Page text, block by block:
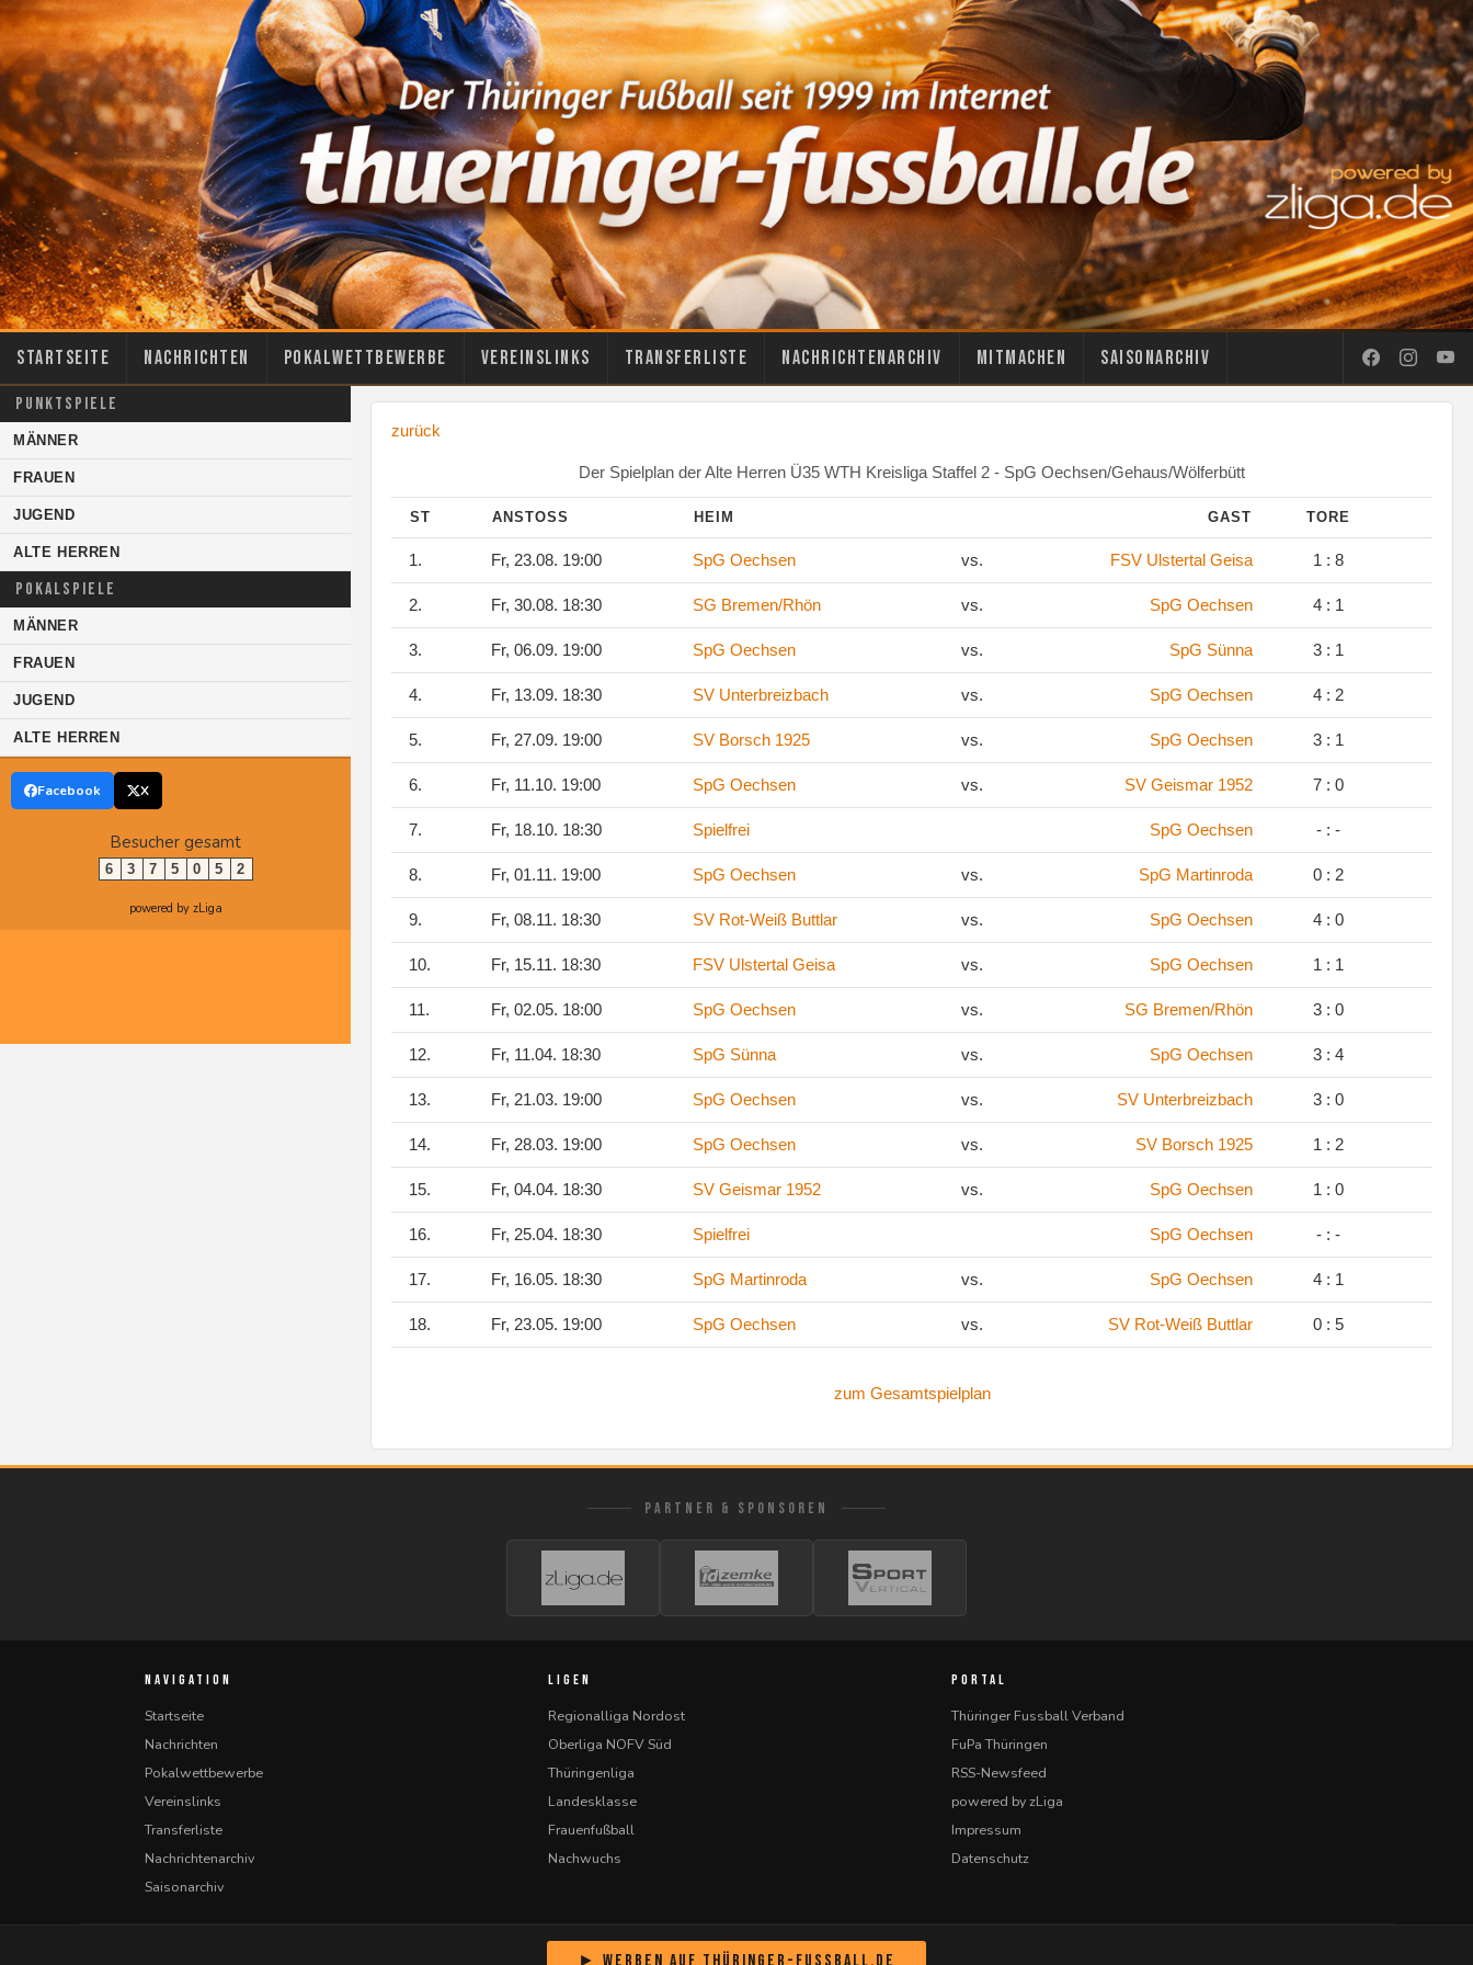
Startseite Nachrichten Pokalwettbewerbe Vereinslinks Transferliste Nachrichtenarchiv Mitmachen Saisonarchiv
PUNKTSPIELE
MÄNNER
FRAUEN
JUGEND
ALTE HERREN
POKALSPIELE
MÄNNER
FRAUEN
JUGEND
ALTE HERREN
Facebook X
Besucher gesamt
6 3 7 5 0 5 2
powered by zLiga
zurück
Der Spielplan der Alte Herren Ü35 WTH Kreisliga Staffel 2 - SpG Oechsen/Gehaus/Wölferbütt
ST ANSTOSS HEIM GAST TORE
1. Fr, 23.08. 19:00 SpG Oechsen vs. FSV Ulstertal Geisa 1 : 8
2. Fr, 30.08. 18:30 SG Bremen/Rhön vs. SpG Oechsen 4 : 1
3. Fr, 06.09. 19:00 SpG Oechsen vs. SpG Sünna 3 : 1
4. Fr, 13.09. 18:30 SV Unterbreizbach vs. SpG Oechsen 4 : 2
5. Fr, 27.09. 19:00 SV Borsch 1925 vs. SpG Oechsen 3 : 1
6. Fr, 11.10. 19:00 SpG Oechsen vs. SV Geismar 1952 7 : 0
7. Fr, 18.10. 18:30 Spielfrei SpG Oechsen - : -
8. Fr, 01.11. 19:00 SpG Oechsen vs. SpG Martinroda 0 : 2
9. Fr, 08.11. 18:30 SV Rot-Weiß Buttlar vs. SpG Oechsen 4 : 0
10. Fr, 15.11. 18:30 FSV Ulstertal Geisa vs. SpG Oechsen 1 : 1
11. Fr, 02.05. 18:00 SpG Oechsen vs. SG Bremen/Rhön 3 : 0
12. Fr, 11.04. 18:30 SpG Sünna vs. SpG Oechsen 3 : 4
13. Fr, 21.03. 19:00 SpG Oechsen vs. SV Unterbreizbach 3 : 0
14. Fr, 28.03. 19:00 SpG Oechsen vs. SV Borsch 1925 1 : 2
15. Fr, 04.04. 18:30 SV Geismar 1952 vs. SpG Oechsen 1 : 0
16. Fr, 25.04. 18:30 Spielfrei SpG Oechsen - : -
17. Fr, 16.05. 18:30 SpG Martinroda vs. SpG Oechsen 4 : 1
18. Fr, 23.05. 19:00 SpG Oechsen vs. SV Rot-Weiß Buttlar 0 : 5
zum Gesamtspielplan
PARTNER & SPONSOREN
NAVIGATION
Startseite
Nachrichten
Pokalwettbewerbe
Vereinslinks
Transferliste
Nachrichtenarchiv
Saisonarchiv
LIGEN
Regionalliga Nordost
Oberliga NOFV Süd
Thüringenliga
Landesklasse
Frauenfußball
Nachwuchs
PORTAL
Thüringer Fussball Verband
FuPa Thüringen
RSS-Newsfeed
powered by zLiga
Impressum
Datenschutz